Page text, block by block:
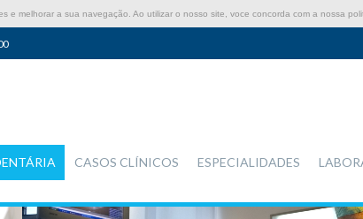
e melhorar a sua navegação. Ao utilizar o nosso site, voce concorda com a nossa
CASOS CLÍNICOS ESPECIALIDADES